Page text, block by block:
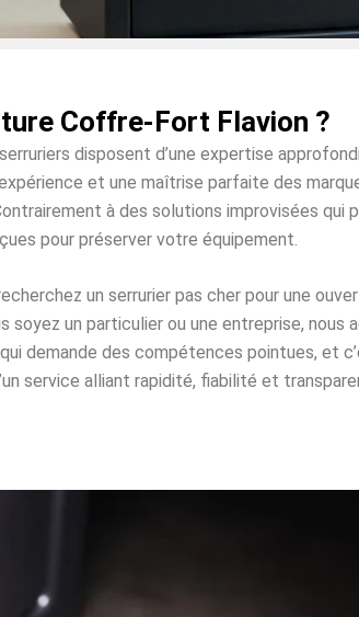
Coffre-Fort Flavion ?
disposent d’une expertise
et une maîtrise parfaite des
à des solutions improvisées qui
pour préserver votre équipement.
un serrurier pas cher pour une
soyez un particulier ou une entreprise, nous
demande des compétences pointues, et
service alliant rapidité, fiabilité et